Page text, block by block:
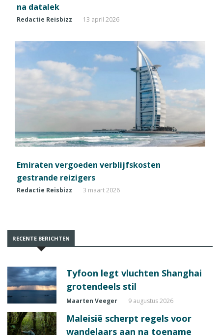
na datalek
Redactie Reisbizz 13 april 2026
Emiraten vergoeden verblijfskosten
gestrande reizigers
Redactie Reisbizz 3 maart 2026
RECENTE BERICHTEN
Tyfoon legt vluchten Shanghai
grotendeels stil
Maarten Veeger 9 augustus 2026
Maleisië scherpt regels voor
wandelaars aan na toename